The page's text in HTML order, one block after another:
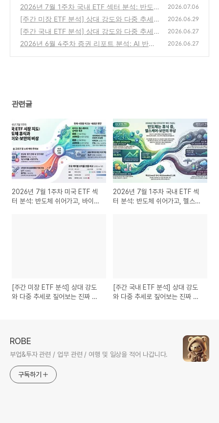
체 쉬어가고, 바이오·헬스케어·사이버보안이
강했던 한 주
(0)
2026년 7월 1주차 국내 ETF 섹터 분석: 반도
체 쉬어가고, 헬스케어·사이버보안·금융 강세
(0)
2026.07.06
[주간 미장 ETF 분석] 상대 강도와 다중 추세
로 짚어보는 진짜 주도주 (2026.6.29)
(0)
2026.06.29
[주간 국내 ETF 분석] 상대 강도와 다중 추세
로 짚어보는 진짜 주도주 (2026.6.27)
(0)
2026.06.27
2026년 6월 4주차 증권 리포트 분석: AI 반도
2026.06.27
관련글
2026년 7월 1주차 미국 ETF 섹
터 분석: 반도체 쉬어가고, 바이오
2026년 7월 1주차 국내 ETF 섹
터 분석: 반도체 쉬어가고, 헬스케
[주간 미장 ETF 분석] 상대 강도
와 다중 추세로 짚어보는 진짜 주
[주간 국내 ETF 분석] 상대 강도
와 다중 추세로 짚어보는 진짜 주
ROBE
부업&투자 관련 / 업무 관련 / 여행 및 일상을 적어 나갑니다.
구독하기